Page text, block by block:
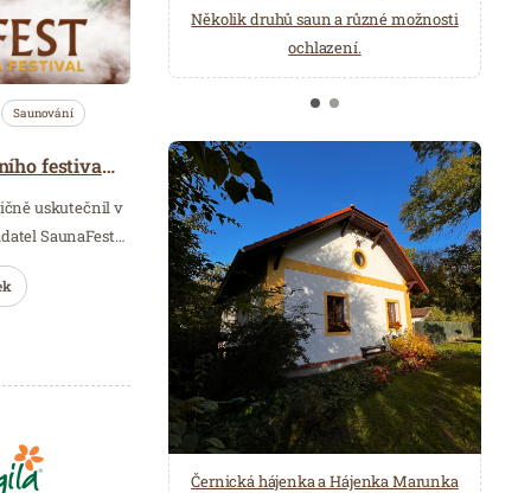
Saunování
Osmý ročník mezinárodního festivalu zážitkového saunování SaunaFest 2021
uskutečnil v
SaunaFest…
Několik druhů saun a různé možnosti
ochlazení.
načerpat novou energii do
Mariánských Lázní.
Černická hájenka a Hájenka Marunka